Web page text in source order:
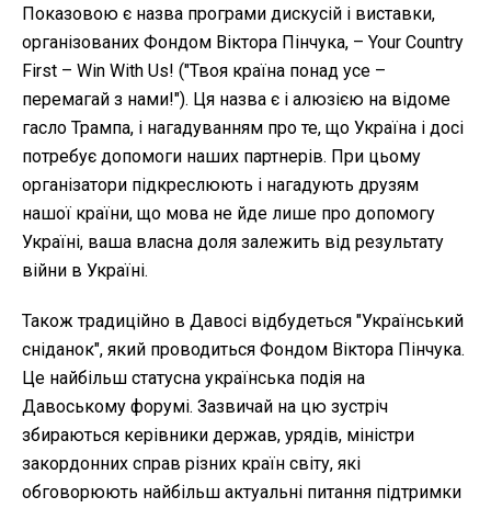
Показовою є назва програми дискусій і виставки,
організованих Фондом Віктора Пінчука, – Your Country
First – Win With Us! ("Твоя країна понад усе –
перемагай з нами!"). Ця назва є і алюзією на відоме
гасло Трампа, і нагадуванням про те, що Україна і досі
потребує допомоги наших партнерів. При цьому
організатори підкреслюють і нагадують друзям
нашої країни, що мова не йде лише про допомогу
Україні, ваша власна доля залежить від результату
війни в Україні.
Також традиційно в Давосі відбудеться "Український
сніданок", який проводиться Фондом Віктора Пінчука.
Це найбільш статусна українська подія на
Давоському форумі. Зазвичай на цю зустріч
збираються керівники держав, урядів, міністри
закордонних справ різних країн світу, які
обговорюють найбільш актуальні питання підтримки